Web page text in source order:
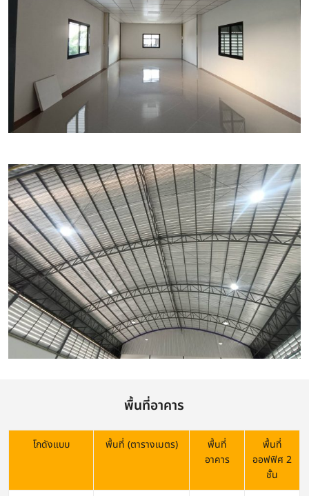
พื้นที่อาคาร
โกดังแบบ พื้นที่ (ตารางเมตร)
พื้นที่
อาคาร
พื้นที่
ออฟฟิศ 2
ชั้น